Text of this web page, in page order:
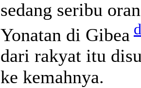
sedang seribu
Yonatan di Gibea d
dari rakyat itu
ke kemahnya.